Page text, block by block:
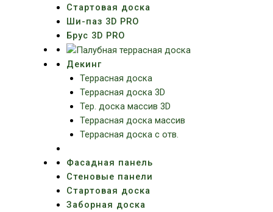
Стартовая доска
Ши-паз 3D PRO
Брус 3D PRO
Декинг
Террасная доска
Террасная доска 3D
Тер. доска массив 3D
Террасная доска массив
Террасная доска с отв.
Фасадная панель
Стеновые панели
Стартовая доска
Заборная доска